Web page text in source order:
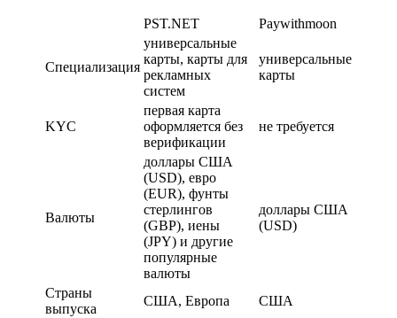
PST.NET Paywithmoon
Специализация
универсальные
карты, карты для
рекламных
систем
универсальные
карты
KYC
первая карта
оформляется без
верификации
не требуется
Валюты
доллары США
(USD), евро
(EUR), фунты
стерлингов
(GBP), иены
(JPY) и другие
популярные
валюты
доллары США
(USD)
Страны
выпуска
США, Европа США